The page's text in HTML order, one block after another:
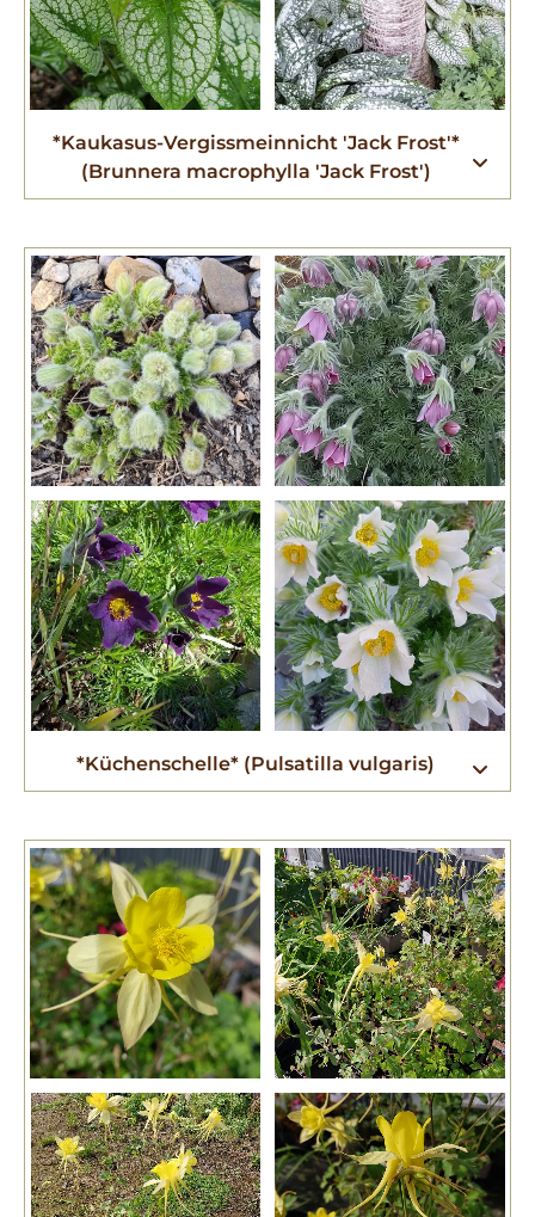
*Kaukasus-Vergissmeinnicht 'Jack Frost'*
(Brunnera macrophylla 'Jack Frost')
*Küchenschelle* (Pulsatilla vulgaris)